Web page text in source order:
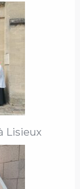
Lisieux